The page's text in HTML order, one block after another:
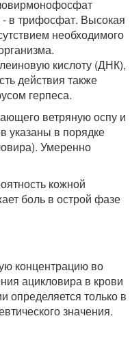
- в трифосфат. Высокая
необходимого
кислоту (ДНК),
действия также
герпеса.
ветряную оспу и
указаны в порядке
Умеренно
кожной
боль в острой фазе
концентрацию во
ацикловира в крови
определяется только в
значения.